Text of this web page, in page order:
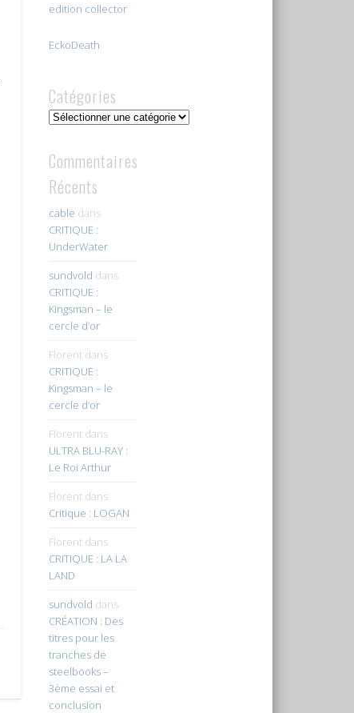
edition collector
EckoDeath
Catégories
Catégories
Commentaires
Récents
cable dans
CRITIQUE :
UnderWater
sundvold dans
CRITIQUE :
Kingsman – le
cercle d’or
Florentdans
CRITIQUE :
Kingsman – le
cercle d’or
Florentdans
ULTRA BLU-RAY :
Le Roi Arthur
Florentdans
Critique : LOGAN
Florentdans
CRITIQUE : LA LA
LAND
sundvold dans
CRÉATION : Des
titres pour les
tranches de
steelbooks –
3ème essai et
conclusion